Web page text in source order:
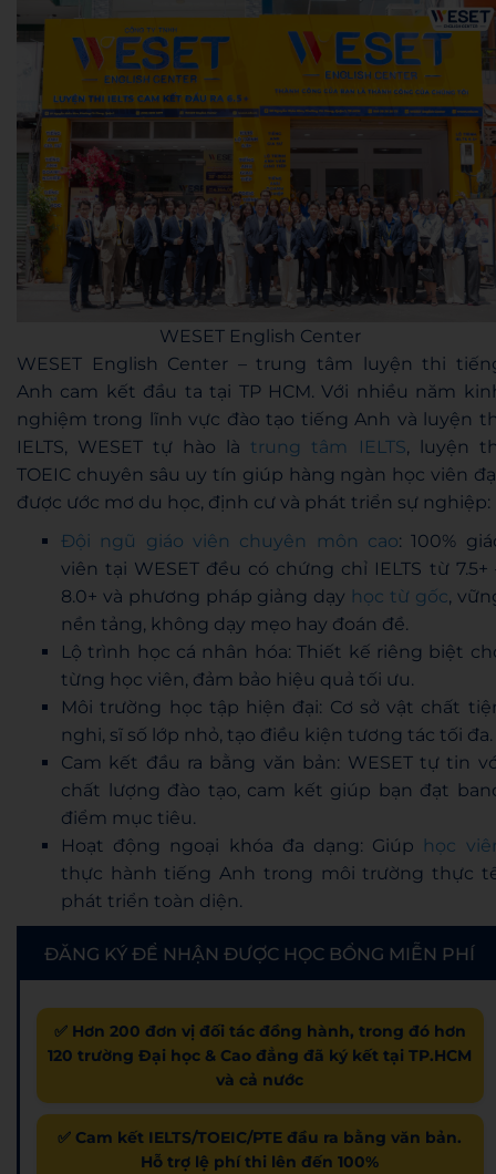
WESET English Center
WESET English Center – trung tâm luyện thi
Anh cam kết đầu ta tại TP HCM. Với nhiều năm
nghiệm trong lĩnh vực đào tạo tiếng Anh và luyện
IELTS, WESET tự hào là trung tâm IELTS, luyện
TOEIC chuyên sâu uy tín giúp hàng ngàn học viên
được ước mơ du học, định cư và phát triển sự nghiệp:
Đội ngũ giáo viên chuyên môn cao: 100%
viên tại WESET đều có chứng chỉ IELTS từ 7.5+
8.0+ và phương pháp giảng dạy học từ gốc,
nền tảng, không dạy mẹo hay đoán đề.
Lộ trình học cá nhân hóa: Thiết kế riêng biệt
từng học viên, đảm bảo hiệu quả tối ưu.
Môi trường học tập hiện đại: Cơ sở vật chất
nghi, sĩ số lớp nhỏ, tạo điều kiện tương tác tối đa.
Cam kết đầu ra bằng văn bản: WESET tự tin
chất lượng đào tạo, cam kết giúp bạn đạt
điểm mục tiêu.
Hoạt động ngoại khóa đa dạng: Giúp
học
thực hành tiếng Anh trong môi trường thực
phát triển toàn diện.
ĐĂNG KÝ ĐỂ NHẬN ĐƯỢC HỌC BỔNG MIỄN PHÍ
✅ Hơn 200 đơn vị đối tác đồng hành, trong đó hơn
120 trường Đại học & Cao đẳng đã ký kết tại TP.HCM
và cả nước
✅ Cam kết IELTS/TOEIC/PTE đầu ra bằng văn bản.
Hỗ trợ lệ phí thi lên đến 100%